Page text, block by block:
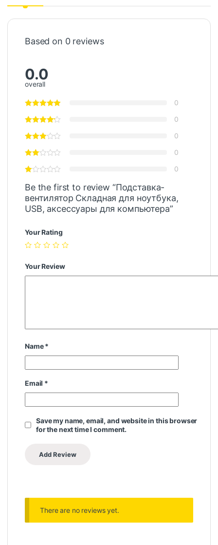
Based on 0 reviews
0.0
overall
0
0
0
0
0
Be the first to review “Подставка-
вентилятор Складная для ноутбука,
USB, аксессуары для компьютера”
Your Rating
Your Review
Name*
Email *
Save my name, email, and website in this browser
for the next time I comment.
There are no reviews yet.